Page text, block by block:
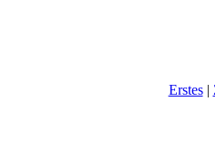
Erstes|